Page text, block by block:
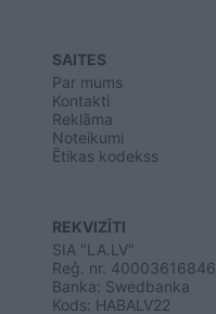
SAITES
Par mums
Kontakti
Reklāma
Noteikumi
Ētikas kodekss
REKVIZĪTI
SIA "LA.LV"
Reģ. nr. 40003616846
Banka: Swedbanka
Kods: HABALV22